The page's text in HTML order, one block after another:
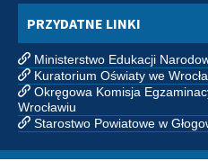
PRZYDATNE LINKI
Ministerstwo Edukacji
Kuratorium Oświaty we
Okręgowa Komisja
Wrocławiu
Starostwo Powiatowe w